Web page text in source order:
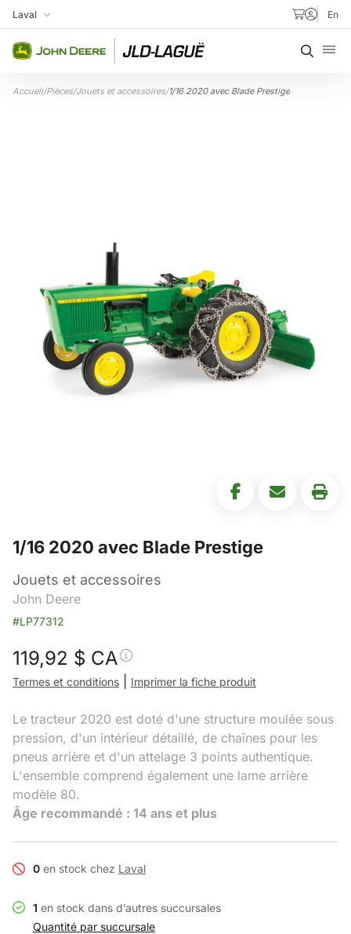
Aller au contenu
Ma succursale
Laval En
Accueil/Pièces/Jouets et accessoires/1/16 2020 avec Blade Prestige
1/16 2020 avec Blade Prestige
Jouets et accessoires
John Deere
#LP77312
119,92 $ CA
Termes et conditions Imprimer la fiche produit
Le tracteur 2020 est doté d'une structure moulée sous
pression, d'un intérieur détaillé, de chaînes pour les
pneus arrière et d'un attelage 3 points authentique.
L'ensemble comprend également une lame arrière
modèle 80.
Âge recommandé : 14 ans et plus
0 en stock chez Laval
1 en stock dans d’autres succursales
Quantité par succursale